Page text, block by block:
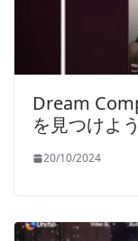
Dream
を見つけよう
20/10/2024